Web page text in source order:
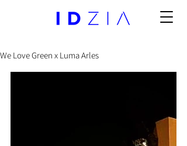
We Love Green x Luma Arles